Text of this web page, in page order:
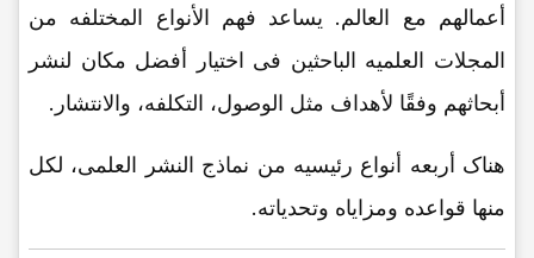
أعمالهم مع العالم. یساعد فهم الأنواع المختلفه من
المجلات العلمیه الباحثین فی اختیار أفضل مکان لنشر
أبحاثهم وفقًا لأهداف مثل الوصول، التکلفه، والانتشار.
هناک أربعه أنواع رئیسیه من نماذج النشر العلمی، لکل
منها قواعده ومزایاه وتحدیاته.